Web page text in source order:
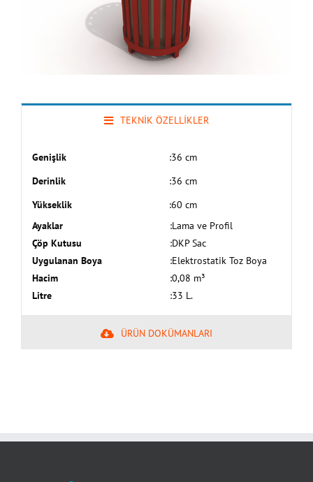
TEKNİK ÖZELLİKLER
Genişlik :36 cm
Derinlik
:36 cm
Yükseklik
:60 cm
Ayaklar
:Lama ve Profil
Çöp Kutusu
:DKP Sac
Uygulanan Boya
:Elektrostatik Toz Boya
Hacim
:0,08 m³
Litre
:33 L.
ÜRÜN DOKÜMANLARI